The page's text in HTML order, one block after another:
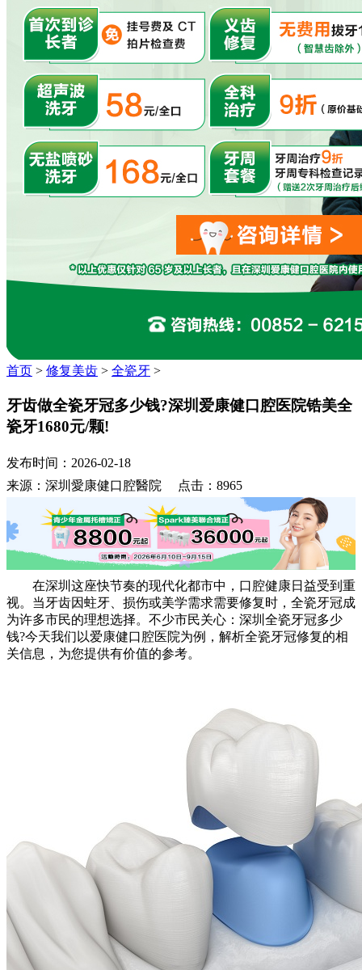
首页 > 修复美齿 > 全瓷牙 >
牙齿做全瓷牙冠多少钱?深圳爱康健口腔医院锆美全
瓷牙1680元/颗!
发布时间：2026-02-18
来源：深圳愛康健口腔醫院 点击：8965
在深圳这座快节奏的现代化都市中，口腔健康日益受到重
视。当牙齿因蛀牙、损伤或美学需求需要修复时，全瓷牙冠成
为许多市民的理想选择。不少市民关心：深圳全瓷牙冠多少
钱?今天我们以爱康健口腔医院为例，解析全瓷牙冠修复的相
关信息，为您提供有价值的参考。